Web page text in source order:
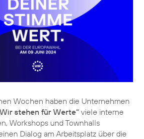
Wochen haben die Unternehmen
stehen für Werte“ viele interne
Workshops und Townhalls
Dialog am Arbeitsplatz über die